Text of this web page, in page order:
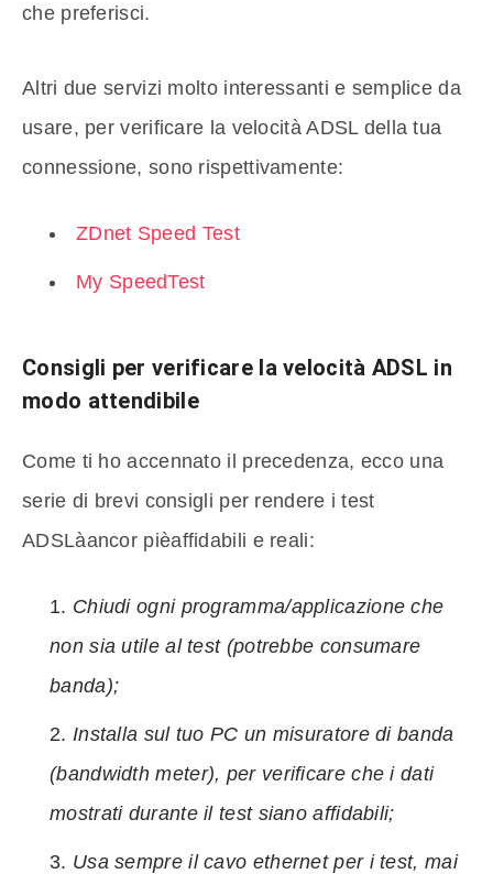
che preferisci.
Altri due servizi molto interessanti e semplice da
usare, per verificare la velocità ADSL della tua
connessione, sono rispettivamente:
ZDnet Speed Test
My SpeedTest
Consigli per verificare la velocità ADSL in
modo attendibile
Come ti ho accennato il precedenza, ecco una
serie di brevi consigli per rendere i test
ADSLàancor pièaffidabili e reali:
Chiudi ogni programma/applicazione che
non sia utile al test (potrebbe consumare
banda);
Installa sul tuo PC un misuratore di banda
(bandwidth meter), per verificare che i dati
mostrati durante il test siano affidabili;
Usa sempre il cavo ethernet per i test, mai